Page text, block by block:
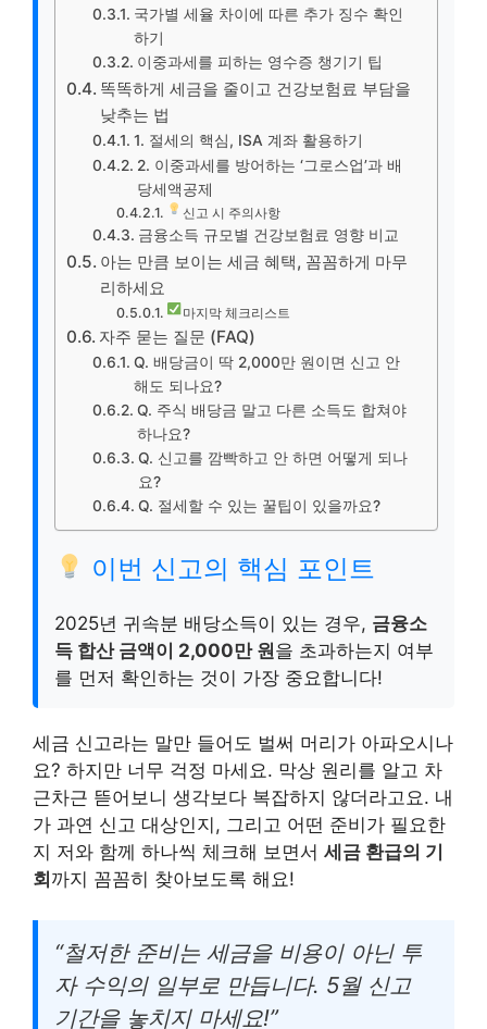
국가별 세율 차이에 따른 추가 징수 확인
하기
이중과세를 피하는 영수증 챙기기 팁
똑똑하게 세금을 줄이고 건강보험료 부담을
낮추는 법
1. 절세의 핵심, ISA 계좌 활용하기
2. 이중과세를 방어하는 ‘그로스업’과 배
당세액공제
신고 시 주의사항
금융소득 규모별 건강보험료 영향 비교
아는 만큼 보이는 세금 혜택, 꼼꼼하게 마무
리하세요
마지막 체크리스트
자주 묻는 질문 (FAQ)
Q. 배당금이 딱 2,000만 원이면 신고 안
해도 되나요?
Q. 주식 배당금 말고 다른 소득도 합쳐야
하나요?
Q. 신고를 깜빡하고 안 하면 어떻게 되나
요?
Q. 절세할 수 있는 꿀팁이 있을까요?
이번 신고의 핵심 포인트
2025년 귀속분 배당소득이 있는 경우, 금융소
득 합산 금액이 2,000만 원을 초과하는지 여부
를 먼저 확인하는 것이 가장 중요합니다!
세금 신고라는 말만 들어도 벌써 머리가 아파오시나
요? 하지만 너무 걱정 마세요. 막상 원리를 알고 차
근차근 뜯어보니 생각보다 복잡하지 않더라고요. 내
가 과연 신고 대상인지, 그리고 어떤 준비가 필요한
지 저와 함께 하나씩 체크해 보면서 세금 환급의 기
회까지 꼼꼼히 찾아보도록 해요!
“철저한 준비는 세금을 비용이 아닌 투
자 수익의 일부로 만듭니다. 5월 신고
기간을 놓치지 마세요!”